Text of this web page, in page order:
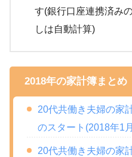
す(銀行口座連携済み
しは自動計算)
2018年の家計簿まとめ
20代共働き夫婦の家
のスタート(2018年1
20代共働き夫婦の家